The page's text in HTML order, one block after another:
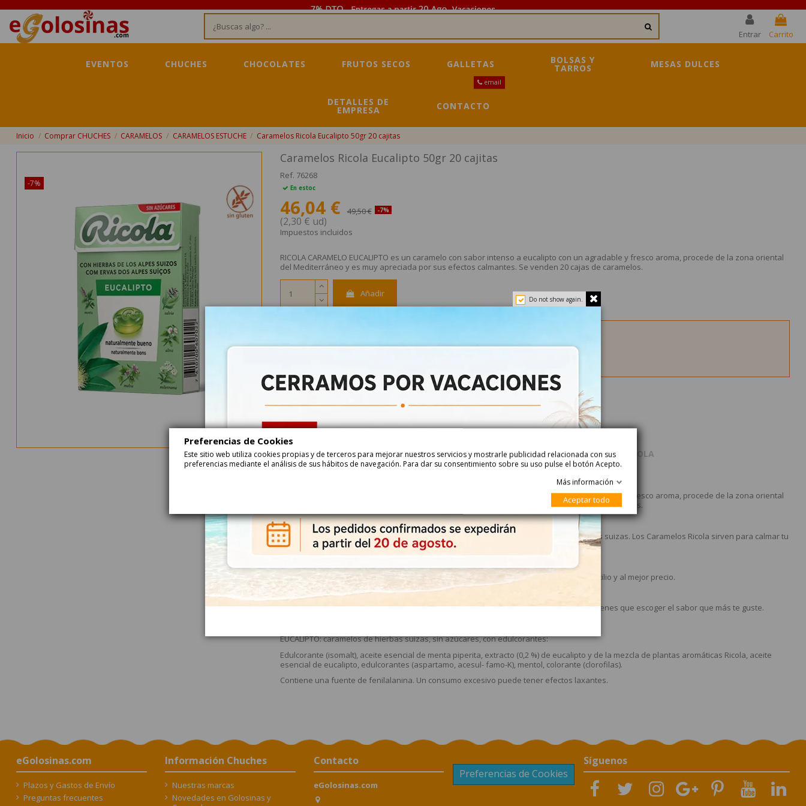
Entrar Carrito
EVENTOS CHUCHES CHOCOLATES FRUTOS SECOS GALLETAS BOLSAS Y
TARROS MESAS DULCES
DETALLES DE
EMPRESA CONTACTO
email
Inicio Comprar CHUCHES CARAMELOS CARAMELOS ESTUCHE Caramelos Ricola Eucalipto 50gr 20 cajitas
-7%
Caramelos Ricola Eucalipto 50gr 20 cajitas
Ref. 76268
En estoc
46,04 € 49,50 € -7%
(2,30 € ud)
Impuestos incluidos
RICOLA CARAMELO EUCALIPTO es un caramelo con sabor intenso a eucalipto con un agradable y fresco aroma, procede de la zona oriental
del Mediterráneo y es muy apreciada por sus efectos calmantes. Se venden 20 cajas de caramelos.
Añadir
entre24-08-2026y25-08-2026conCorreos Express
Descripción Detalle del Producto Acerca de RICOLA
RICOLA CARAMELO EUCALIPTO es un caramelo con sabor intenso a eucalipto.con un agradable y fresco aroma, procede de la zona oriental
del Mediterráneo y es muy apreciada por sus efectos calmantes. Se venden 20 cajas de caramelos.
¿Qué son los Caramelos Ricola y para qué sirve?
Son caramelos muy efectivos elaborados con la esencia de las hierbas de las montañas suizas. Los Caramelos Ricola sirven para calmar tu
garganta.
En eGolosinas.com encontrarás todo el surtido de caramelos Ricola con entrega a domicilio y al mejor precio.
¿Qué tipos de caramelos Ricola hay?
Los tienen en tipo caramelo duro y también en gomitas blandas, llamadas Perlas. Sólo tienes que escoger el sabor que más te guste.
EUCALIPTO: caramelos de hierbas suizas, sin azúcares, con edulcorantes:
Edulcorante (isomalt), aceite esencial de menta piperita, extracto (0,2 %) de eucalipto y de la mezcla de plantas aromáticas Ricola, aceite
esencial de eucalipto, edulcorantes (aspartamo, acesul- famo-K), mentol, colorante (clorofilas).
​Contiene una fuente de fenilalanina. Un consumo excesivo puede tener efectos laxantes.
eGolosinas.com
Plazos y Gastos de Envío
Preguntas frecuentes
Información Chuches
Nuestras marcas
Novedades en Golosinas y
Contacto
eGolosinas.com
Preferencias de Cookies
Síguenos
Do not show again.
Preferencias de Cookies
Este sitio web utiliza cookies propias y de terceros para mejorar nuestros servicios y mostrarle publicidad relacionada con sus
preferencias mediante el análisis de sus hábitos de navegación. Para dar su consentimiento sobre su uso pulse el botón Acepto.
Más información
Aceptar todo